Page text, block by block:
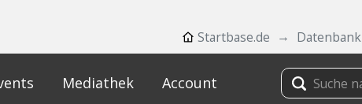
Startbase.de Datenbank
Mediathek Account